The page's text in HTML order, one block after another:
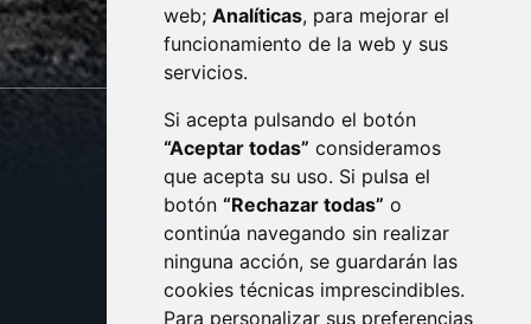
web; Analíticas, para mejorar el
funcionamiento de la web y sus
servicios.
Si acepta pulsando el botón
“Aceptar todas” consideramos
que acepta su uso. Si pulsa el
botón “Rechazar todas” o
continúa navegando sin realizar
ninguna acción, se guardarán las
cookies técnicas imprescindibles.
Para personalizar sus preferencias
monzon.es
CONTACTO
AVISO LEGAL
PROTECCIÓN DE DATOS
POLÍTICA DE COOKIES
ACCESIBILIDAD
ENLACE EXTERNO AL